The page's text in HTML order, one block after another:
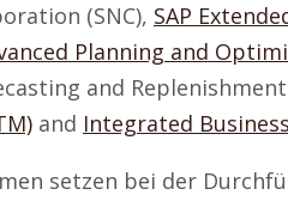
(SNC), SAP
Planning and
and Replenishment
and Integrated
setzen bei der